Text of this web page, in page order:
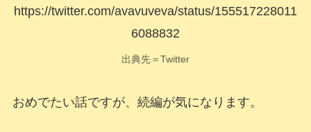
https://twitter.com/avavuveva/status/155517228011
6088832
出典先＝Twitter
おめでたい話ですが、続編が気になります。